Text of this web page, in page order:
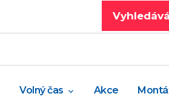
Volný čas Akce